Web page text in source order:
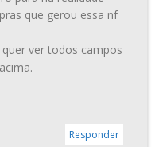
que gerou essa nf
ver todos campos
Responder